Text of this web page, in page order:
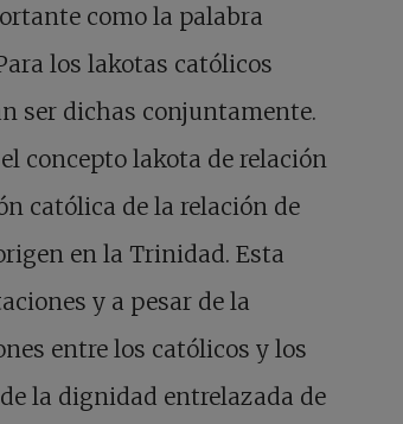
como la palabra
los lakotas católicos
ser dichas conjuntamente.
concepto lakota de relación
católica de la relación de
en la Trinidad. Esta
y a pesar de la
entre los católicos y los
la dignidad entrelazada de